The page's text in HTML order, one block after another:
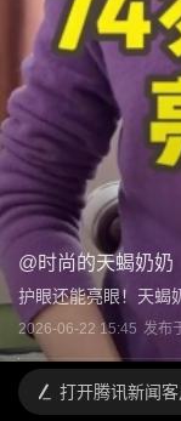
@时尚的天蝎奶奶
护眼还能亮眼！天蝎
2026-06-22 15:45 发布
打开腾讯新闻